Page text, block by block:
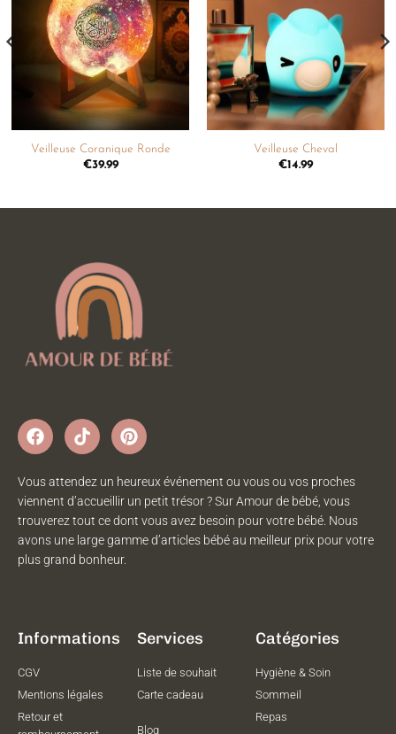
à la
liste de
souhaits
Veilleuse Coranique Ronde
€39.99
liste de
souhaits
Veilleuse Cheval
€14.99
Vous attendez un heureux événement ou vous ou vos proches
viennent d’accueillir un petit trésor ? Sur Amour de bébé, vous
trouverez tout ce dont vous avez besoin pour votre bébé. Nous
avons une large gamme d’articles bébé au meilleur prix pour votre
plus grand bonheur.
Informations
CGV
Mentions légales
Retour et
Services
Liste de souhait
Carte cadeau
Blog
Catégories
Hygiène & Soin
Sommeil
Repas